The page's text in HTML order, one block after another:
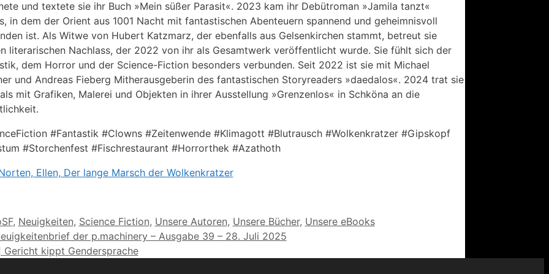
und textete sie ihr Buch »Mein süßer Parasit«. 2023 kam ihr Debütroman »Jamila tanzt«
in dem der Orient aus 1001 Nacht mit fantastischen Abenteuern spannend und geheimnisvoll
ist. Als Witwe von Hubert Katzmarz, der ebenfalls aus Gelsenkirchen stammt, betreut sie
literarischen Nachlass, der 2022 von ihr als Gesamtwerk veröffentlicht wurde. Sie fühlt sich der
dem Horror und der Science-Fiction besonders verbunden. Seit 2022 ist sie mit Michael
und Andreas Fieberg Mitherausgeberin des fantastischen Storyreaders »daedalos«. 2024 trat sie
mit Grafiken, Malerei und Objekten in ihrer Ausstellung »Grenzenlos« in Schköna an die
#Fantastik #Clowns #Zeitenwende #Klimagott #Blutrausch #Wolkenkratzer #Gipskopf
#Storchenfest #Fischrestaurant #Horrorthek #Azathoth
Ellen, Der lange Marsch der Wolkenkratzer
, Neuigkeiten, Science Fiction, Unsere Autoren, Unsere Bücher, Unsere eBooks
der p.machinery – Ausgabe 39 – 28. Juli 2025
Gericht kippt Gendersprache